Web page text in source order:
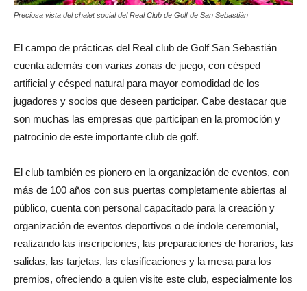
Preciosa vista del chalet social del Real Club de Golf de San Sebastián
El campo de prácticas del Real club de Golf San Sebastián
cuenta además con varias zonas de juego, con césped
artificial y césped natural para mayor comodidad de los
jugadores y socios que deseen participar. Cabe destacar que
son muchas las empresas que participan en la promoción y
patrocinio de este importante club de golf.
El club también es pionero en la organización de eventos, con
más de 100 años con sus puertas completamente abiertas al
público, cuenta con personal capacitado para la creación y
organización de eventos deportivos o de índole ceremonial,
realizando las inscripciones, las preparaciones de horarios, las
salidas, las tarjetas, las clasificaciones y la mesa para los
premios, ofreciendo a quien visite este club, especialmente los